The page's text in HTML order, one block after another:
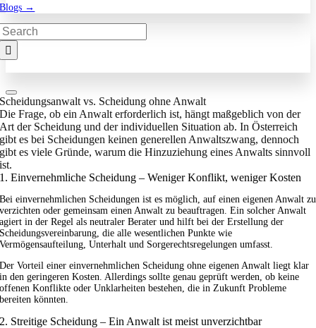
Blogs →
Scheidungsanwalt vs. Scheidung ohne Anwalt
Die Frage, ob ein Anwalt erforderlich ist, hängt maßgeblich von der
Art der Scheidung und der individuellen Situation ab. In Österreich
gibt es bei Scheidungen keinen generellen Anwaltszwang, dennoch
gibt es viele Gründe, warum die Hinzuziehung eines Anwalts sinnvoll
ist.
1. Einvernehmliche Scheidung – Weniger Konflikt, weniger Kosten
Bei einvernehmlichen Scheidungen ist es möglich, auf einen eigenen Anwalt zu
verzichten oder gemeinsam einen Anwalt zu beauftragen. Ein solcher Anwalt
agiert in der Regel als neutraler Berater und hilft bei der Erstellung der
Scheidungsvereinbarung, die alle wesentlichen Punkte wie
Vermögensaufteilung, Unterhalt und Sorgerechtsregelungen umfasst.
Der Vorteil einer einvernehmlichen Scheidung ohne eigenen Anwalt liegt klar
in den geringeren Kosten. Allerdings sollte genau geprüft werden, ob keine
offenen Konflikte oder Unklarheiten bestehen, die in Zukunft Probleme
bereiten könnten.
2. Streitige Scheidung – Ein Anwalt ist meist unverzichtbar